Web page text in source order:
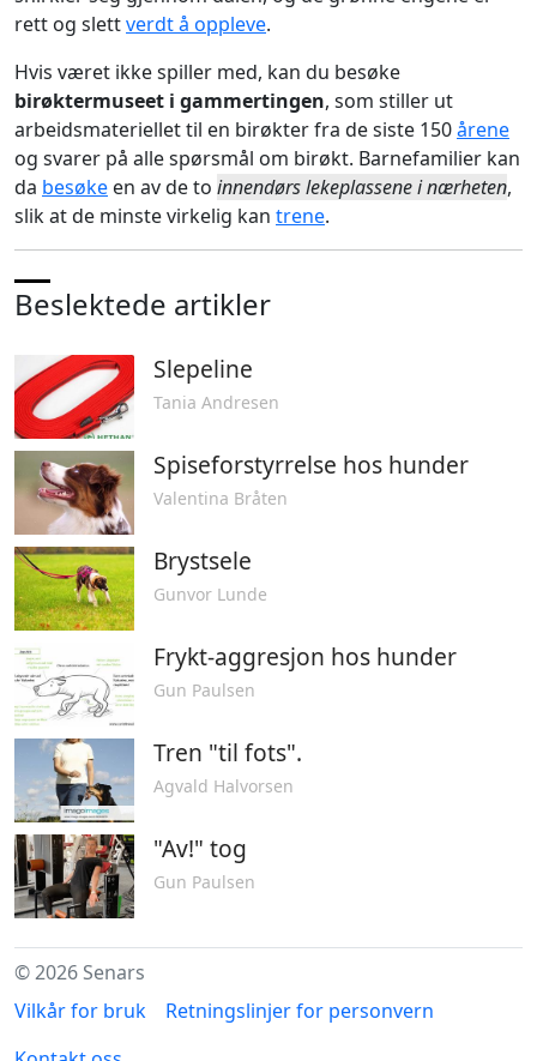
rett og slettverdt å oppleve.
Hvis været ikke spiller med, kan du besøke
birøktermuseet i gammertingen, som stiller ut
arbeidsmateriellet til en birøkter fra de siste 150årene
og svarer på alle spørsmål om birøkt. Barnefamilier kan
da besøke en av de to innendørs lekeplassene i nærheten,
slik at de minste virkelig kan trene.
Beslektede artikler
Slepeline
Tania Andresen
Spiseforstyrrelse hos hunder
Valentina Bråten
Brystsele
Gunvor Lunde
Frykt-aggresjon hos hunder
Gun Paulsen
Tren "til fots".
Agvald Halvorsen
"Av!" tog
Gun Paulsen
© 2026 Senars
Vilkår for bruk
Retningslinjer for personvern